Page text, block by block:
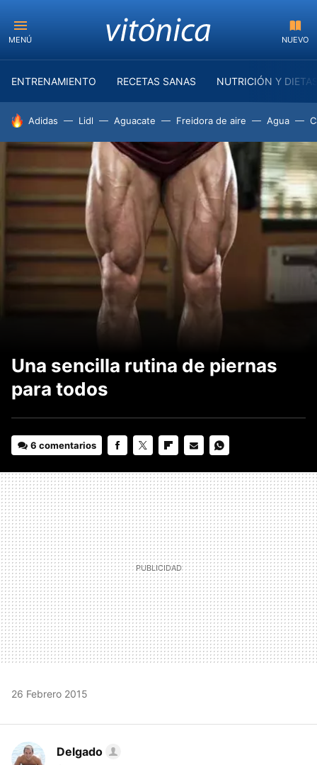
MENÚ NUEVO
ENTRENAMIENTO RECETAS SANAS NUTRICIÓN Y
HOY SE HABLA DE
Adidas Lidl Aguacate Freidora de aire Agua
Una sencilla rutina de piernas
para todos
6 comentarios
MAIL
26 Febrero 2015
Delgado